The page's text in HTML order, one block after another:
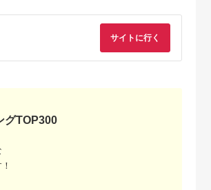
サイトに行く
グTOP300